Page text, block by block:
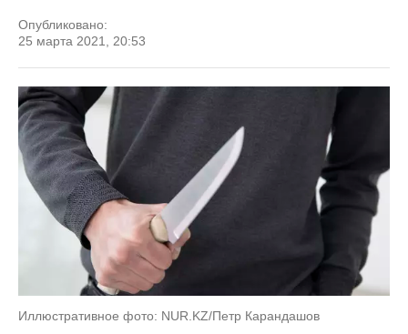
Опубликовано:
25 марта 2021, 20:53
Иллюстративное фото: NUR.KZ/Петр Карандашов